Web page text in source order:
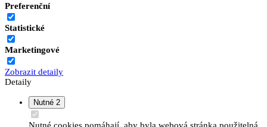
Preferenční
Statistické
Marketingové
Zobrazit detaily
Detaily
Nutné 2
Nutné cookies pomáhají, aby byla webová stránka použitelná